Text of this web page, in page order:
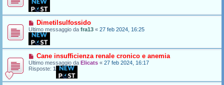
Dimetilsulfossido
Ultimo messaggio da fra13 « 27 feb 2024, 16:25
Cane insufficienza renale cronico e anemia
Ultimo messaggio da Elicats « 27 feb 2024, 16:17
Risposte: 1